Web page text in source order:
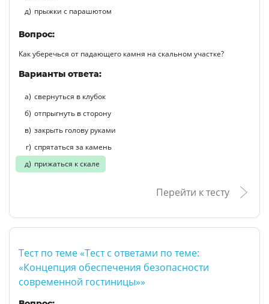
прыжки с парашютом
Вопрос:
Как уберечься от падающего камня на скальном участке?
Варианты ответа:
свернуться в клубок
отпрыгнуть в сторону
закрыть голову руками
спрятаться за камень
прижаться к скале
Перейти к тесту
Тест по теме «Тест с ответами по теме:
«Концепция обеспечения безопасности
современной гостиницы»»